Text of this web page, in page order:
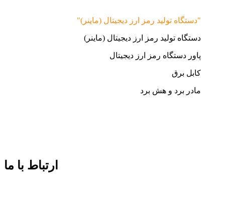
"دستگاه تولید رمز ارز دیجیتال (ماینر)"
دستگاه تولید رمز ارز دیجیتال (ماینر)
پاور دستگاه رمز ارز دیجیتال
کابل برق
مادر برد و هش برد
ارتباط با ما